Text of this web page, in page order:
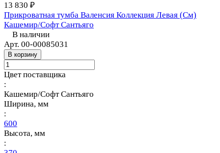
13 830 ₽
Прикроватная тумба Валенсия Коллекция Левая (См)
Кашемир/Софт Сантьяго
В наличии
Арт. 00-00085031
В корзину
Цвет поставщика
:
Кашемир/Софт Сантьяго
Ширина, мм
:
600
Высота, мм
: